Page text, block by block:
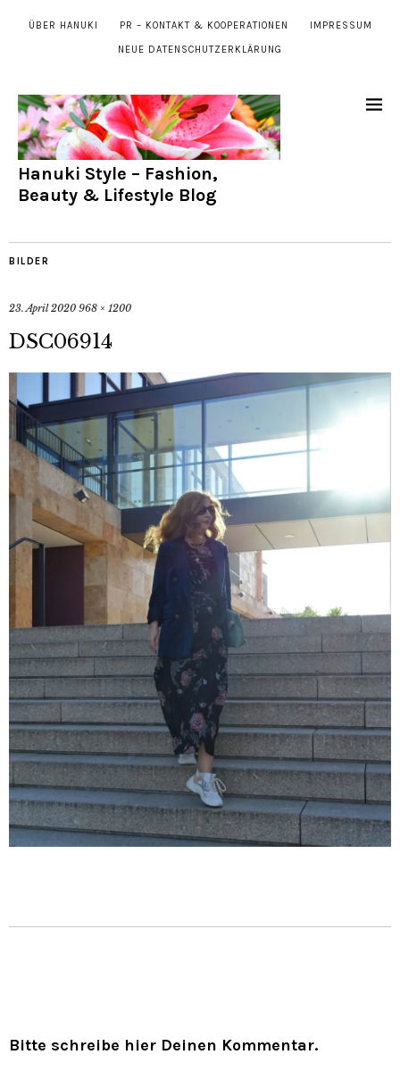
ÜBER HANUKI PR – KONTAKT & KOOPERATIONEN IMPRESSUM
NEUE DATENSCHUTZERKLÄRUNG
Hanuki Style – Fashion,
Beauty & Lifestyle Blog
BILDER
23. April 2020 968 × 1200
DSC06914
Bitte schreibe hier Deinen Kommentar.